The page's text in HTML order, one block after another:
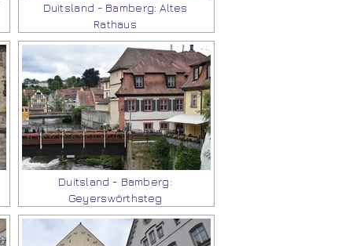
Duitsland - Bamberg: Altes
Rathaus
Duitsland - Bamberg:
Geyerswörthsteg